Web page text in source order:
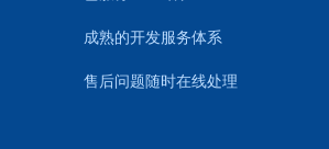
成熟的开发服务体系
售后问题随时在线处理